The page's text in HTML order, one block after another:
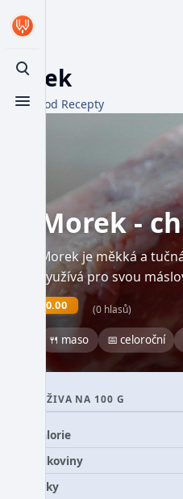
Toggle search
Toggle menu
Morek
Z WikiFood Recepty
Morek -
Morek je měkká a
využívá pro svou
0.00 (0 hlasů)
🍴 maso 📅 celoroční
VÝŽIVA NA 100 G
Kalorie
Bílkoviny
Tuky